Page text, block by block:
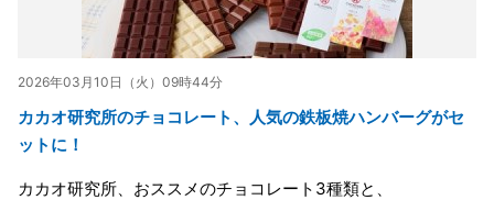
2026年03月10日（火）09時44分
カカオ研究所のチョコレート、人気の鉄板焼ハンバーグがセ
ットに！
カカオ研究所、おススメのチョコレート3種類と、